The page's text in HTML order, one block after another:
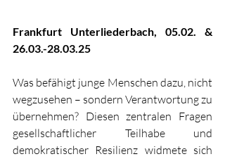
Frankfurt Unterliederbach
26.03.-28.03.25
Was befähigt junge Menschen dazu, nicht
wegzusehen – sondern Verantwortung zu
übernehmen? Diesen zentralen Fragen
gesellschaftlicher Teilhabe und
demokratischer Resilienz widmete sich